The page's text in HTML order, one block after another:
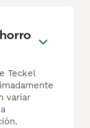
Teckel
variar